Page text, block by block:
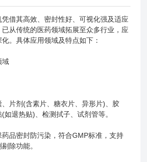
其高效、密封性好、可视化强及适应
从传统的医药领域拓展至众多行业，应
。具体应用领域及特点如下：
片剂(含素片、糖衣片、异形片)、胶
如退热贴)、检测拭子、试剂管等。
密封防污染，符合GMP标准，支持
除功能。